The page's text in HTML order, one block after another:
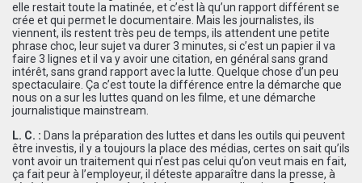
elle restait toute la matinée, et c’est là qu’un rapport différent se
crée et qui permet le documentaire. Mais les journalistes, ils
viennent, ils restent très peu de temps, ils attendent une petite
phrase choc, leur sujet va durer 3 minutes, si c’est un papier il va
faire 3 lignes et il va y avoir une citation, en général sans grand
intérêt, sans grand rapport avec la lutte. Quelque chose d’un peu
spectaculaire. Ça c’est toute la différence entre la démarche que
nous on a sur les luttes quand on les filme, et une démarche
journalistique mainstream.
L. C. : Dans la préparation des luttes et dans les outils qui peuvent
être investis, il y a toujours la place des médias, certes on sait qu’ils
vont avoir un traitement qui n’est pas celui qu’on veut mais en fait,
ça fait peur à l’employeur, il déteste apparaître dans la presse, à